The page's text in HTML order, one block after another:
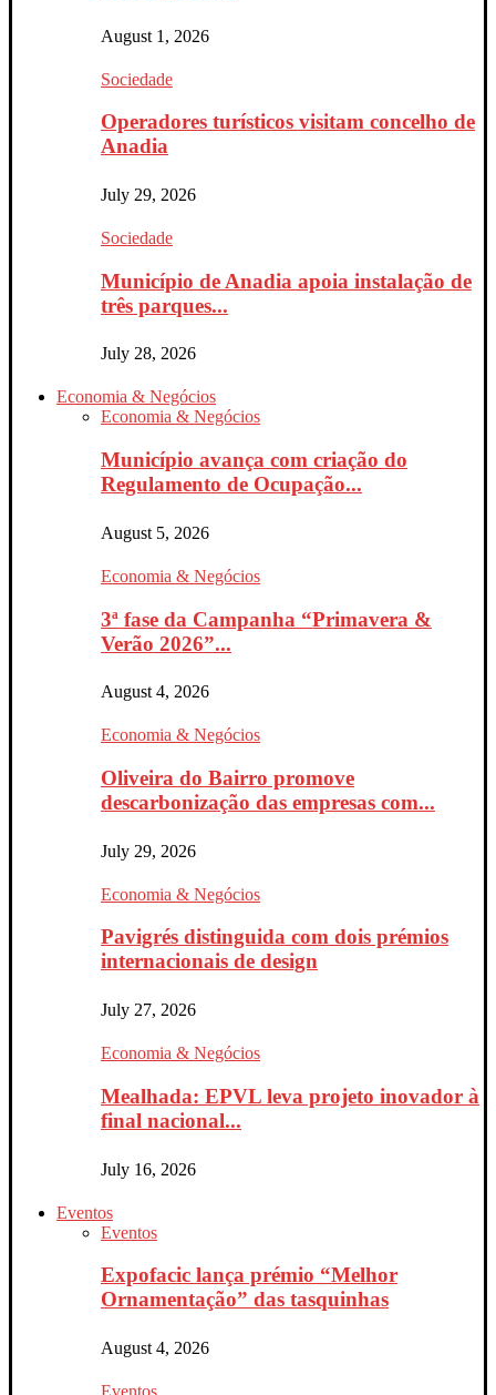
August 1, 2026
Sociedade
Operadores turísticos visitam concelho de
Anadia
July 29, 2026
Sociedade
Município de Anadia apoia instalação de
três parques...
July 28, 2026
Economia & Negócios
Economia & Negócios
Município avança com criação do
Regulamento de Ocupação...
August 5, 2026
Economia & Negócios
3ª fase da Campanha “Primavera &
Verão 2026”...
August 4, 2026
Economia & Negócios
Oliveira do Bairro promove
descarbonização das empresas com...
July 29, 2026
Economia & Negócios
Pavigrés distinguida com dois prémios
internacionais de design
July 27, 2026
Economia & Negócios
Mealhada: EPVL leva projeto inovador à
final nacional...
July 16, 2026
Eventos
Eventos
Expofacic lança prémio “Melhor
Ornamentação” das tasquinhas
August 4, 2026
Eventos